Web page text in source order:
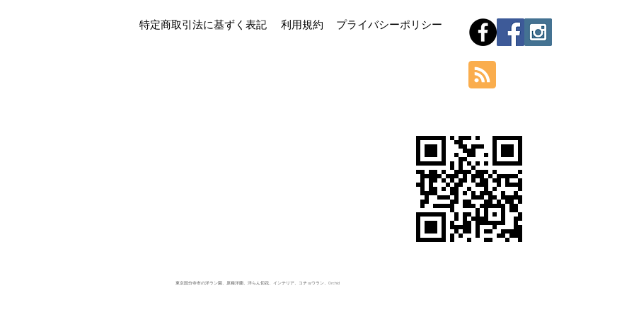
特定商取引法に基ずく表記 利用規約 プライバシーポリシー
東京国分寺市の洋ラン園、原種洋蘭、洋らん切花、インテリア、コチョウラン、Orchid